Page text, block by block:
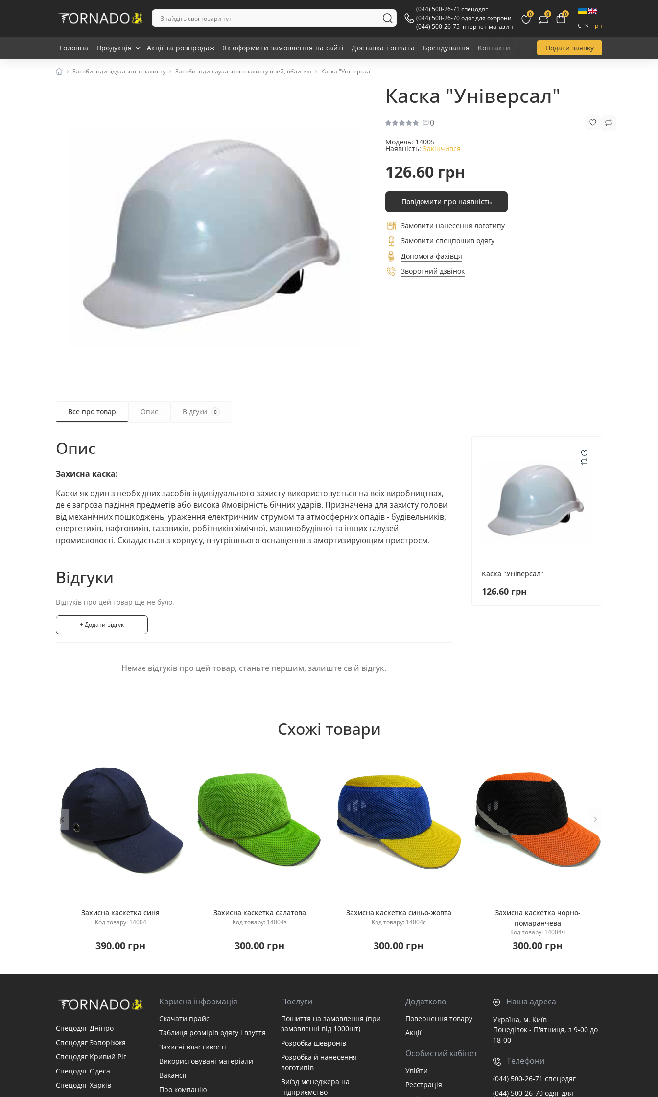
(044) 500-26-71 спецодяг
(044) 500-26-70 одяг для охорони
(044) 500-26-75 інтернет-магазин
0 0 0
€ $ грн
Головна Продукція Акції та розпродаж Як оформити замовлення на сайті Доставка і оплата Брендування Контакти Подати заявку
Засоби індивідуального захисту Засоби індивідуального захисту очей, обличчя Каска "Універсал"
Каска "Універсал"
0
Модель: 14005
Наявність: Закінчився
126.60 грн
Повідомити про наявність
Замовити нанесення логотипу
Замовити спецпошив одягу
Допомога фахівця
Зворотний дзвінок
Все про товар Опис Відгуки 0
Каска "Універсал"
126.60 грн
Опис
Захисна каска:
Каски як один з необхідних засобів індивідуального захисту використовується на всіх виробництвах,
де є загроза падіння предметів або висока ймовірність бічних ударів. Призначена для захисту голови
від механічних пошкоджень, ураження електричним струмом та атмосферних опадів - будівельників,
енергетиків, нафтовиків, газовиків, робітників хімічної, машинобудівної та інших галузей
промисловості. Складається з корпусу, внутрішнього оснащення з амортизирующим пристроєм.
Відгуки
Відгуків про цей товар ще не було.
+ Додати відгук
Немає відгуків про цей товар, станьте першим, залиште свій відгук.
Схожі товари
Купити
Захисна каскетка синя
Код товару: 14004
390.00 грн
Купити
Захисна каскетка салатова
Код товару: 14004з
300.00 грн
Купити
Захисна каскетка синьо-жовта
Код товару: 14004с
300.00 грн
Купити
Захисна каскетка чорно-
помаранчева
Код товару: 14004ч
300.00 грн
Спецодяг Дніпро
Спецодяг Запоріжжя
Спецодяг Кривий Ріг
Спецодяг Одеса
Спецодяг Харків
Корисна інформація
Скачати прайс
Таблиця розмірів одягу і взуття
Захисні властивості
Використовувані матеріали
Вакансії
Про компанію
Послуги
Пошиття на замовлення (при
замовленні від 1000шт)
Розробка шевронів
Розробка й нанесення
логотипів
Виїзд менеджера на
підприємство
Додатково
Повернення товару
Акції
Особистий кабінет
Увійти
Реєстрація
Наша адреса
Україна, м. Київ
Понеділок - П'ятниця, з 9-00 до
18-00
Телефони
(044) 500-26-71 спецодяг
(044) 500-26-70 одяг для